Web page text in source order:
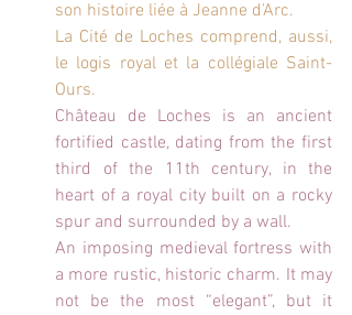
son histoire liée à Jeanne d’Arc.
La Cité de Loches comprend, aussi,
le logis royal et la collégiale Saint-
Ours.
Château de Loches is an ancient
fortified castle, dating from the first
third of the 11th century, in the
heart of a royal city built on a rocky
spur and surrounded by a wall.
An imposing medieval fortress with
a more rustic, historic charm. It may
not be the most “elegant”, but it